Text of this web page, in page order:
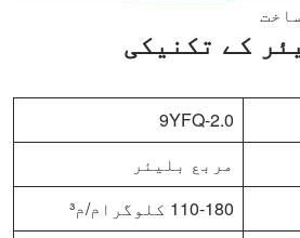
کے تکنیکی
9YFQ-2.0
مربع بلیئر
110-180 کلوگرام/م³